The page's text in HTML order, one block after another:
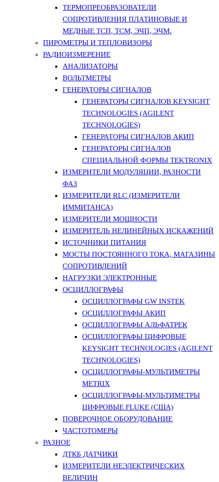
ТЕРМОПРЕОБРАЗОВАТЕЛИ
СОПРОТИВЛЕНИЯ ПЛАТИНОВЫЕ И
МЕДНЫЕ ТСП, ТСМ, ЭЧП, ЭЧМ.
ПИРОМЕТРЫ И ТЕПЛОВИЗОРЫ
РАДИОИЗМЕРЕНИЕ
АНАЛИЗАТОРЫ
ВОЛЬТМЕТРЫ
ГЕНЕРАТОРЫ СИГНАЛОВ
ГЕНЕРАТОРЫ СИГНАЛОВ KEYSIGHT
TECHNOLOGIES (AGILENT
TECHNOLOGIES)
ГЕНЕРАТОРЫ СИГНАЛОВ АКИП
ГЕНЕРАТОРЫ СИГНАЛОВ
СПЕЦИАЛЬНОЙ ФОРМЫ TEKTRONIX
ИЗМЕРИТЕЛИ МОДУЛЯЦИИ, РАЗНОСТИ
ФАЗ
ИЗМЕРИТЕЛИ RLC (ИЗМЕРИТЕЛИ
ИММИТАНСА)
ИЗМЕРИТЕЛИ МОЩНОСТИ
ИЗМЕРИТЕЛЬ НЕЛИНЕЙНЫХ ИСКАЖЕНИЙ
ИСТОЧНИКИ ПИТАНИЯ
МОСТЫ ПОСТОЯННОГО ТОКА, МАГАЗИНЫ
СОПРОТИВЛЕНИЙ
НАГРУЗКИ ЭЛЕКТРОННЫЕ
ОСЦИЛЛОГРАФЫ
ОСЦИЛЛОГРАФЫ GW INSTEK
ОСЦИЛЛОГРАФЫ АКИП
ОСЦИЛЛОГРАФЫ АЛЬФАТРЕК
ОСЦИЛЛОГРАФЫ ЦИФРОВЫЕ
KEYSIGHT TECHNOLOGIES (AGILENT
TECHNOLOGIES)
ОСЦИЛЛОГРАФЫ-МУЛЬТИМЕТРЫ
METRIX
ОСЦИЛЛОГРАФЫ-МУЛЬТИМЕТРЫ
ЦИФРОВЫЕ FLUKE (США)
ПОВЕРОЧНОЕ ОБОРУДОВАНИЕ
ЧАСТОТОМЕРЫ
РАЗНОЕ
ДТКБ ДАТЧИКИ
ИЗМЕРИТЕЛИ НЕЭЛЕКТРИЧЕСКИХ
ВЕЛИЧИН